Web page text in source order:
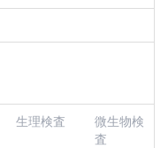
生理検査
微生物検
査